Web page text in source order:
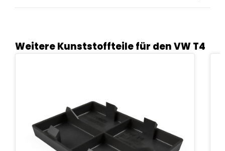
Produktgalerie überspringen
Weitere Kunststoffteile für den VW T4